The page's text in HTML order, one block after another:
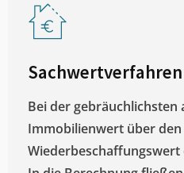
Sachwertverfahren
Bei der
Immobilienwert über den